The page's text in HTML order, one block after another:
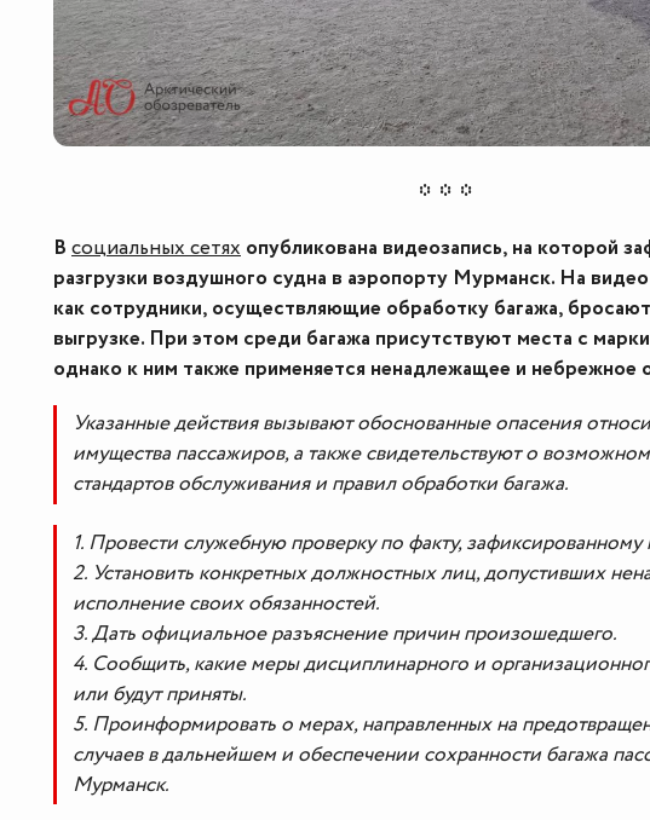
В социальных сетях опубликована видеозапись, на которой
разгрузки воздушного судна в аэропорту Мурманск. На
как сотрудники, осуществляющие обработку багажа,
выгрузке. При этом среди багажа присутствуют места с
однако к ним также применяется ненадлежащее и небрежное
Указанные действия вызывают обоснованные опасения
имущества пассажиров, а также свидетельствуют о
стандартов обслуживания и правил обработки багажа.
1. Провести служебную проверку по факту, зафиксированному
2. Установить конкретных должностных лиц, допустивших
исполнение своих обязанностей.
3. Дать официальное разъяснение причин произошедшего.
4. Сообщить, какие меры дисциплинарного и
или будут приняты.
5. Проинформировать о мерах, направленных на
случаев в дальнейшем и обеспечении сохранности багажа
Мурманск.